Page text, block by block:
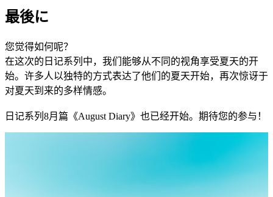
最後に
您觉得如何呢？
在这次的日记系列中，我们能够从不同的视角享受夏天的开
始。许多人以独特的方式表达了他们的夏天开始，再次惊讶于
对夏天到来的多样情感。
日记系列8月篇《August Diary》也已经开始。期待您的参与！